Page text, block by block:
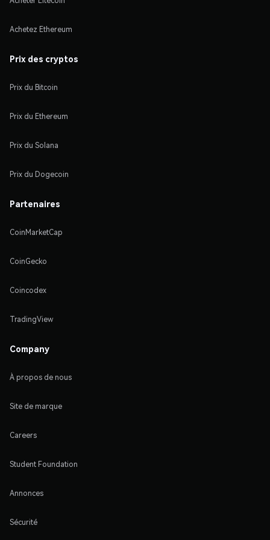
Achetez Ethereum
Prix des cryptos
Prix du Bitcoin
Prix du Ethereum
Prix du Solana
Prix du Dogecoin
Partenaires
CoinMarketCap
CoinGecko
Coincodex
TradingView
Company
À propos de nous
Site de marque
Careers
Student Foundation
Annonces
Sécurité